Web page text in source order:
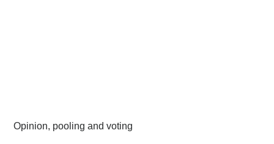
Opinion, pooling and voting